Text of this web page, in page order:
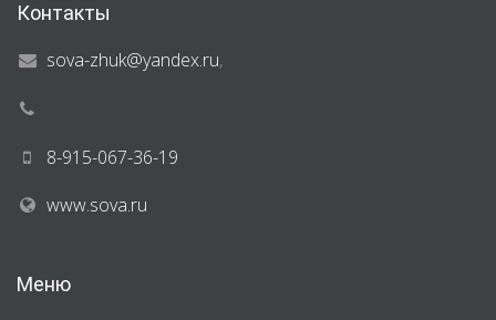
Контакты
sova-zhuk@yandex.ru,
8-915-067-36-19
www.sova.ru
Меню